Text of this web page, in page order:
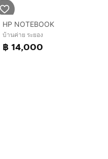
HP NOTEBOOK
บ้านค่าย ระยอง
฿ 14,000